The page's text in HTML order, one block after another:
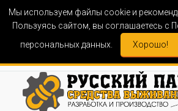
Мы используем файлы cookie и
Пользуясь сайтом, вы соглашаетесь с
персональных данных.
Хорошо!